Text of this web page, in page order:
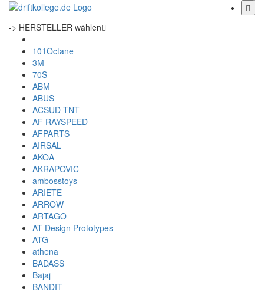
-> HERSTELLER wählen
101Octane
3M
70S
ABM
ABUS
ACSUD-TNT
AF RAYSPEED
AFPARTS
AIRSAL
AKOA
AKRAPOVIC
ambosstoys
ARIETE
ARROW
ARTAGO
AT Design Prototypes
ATG
athena
BADASS
Bajaj
BANDIT